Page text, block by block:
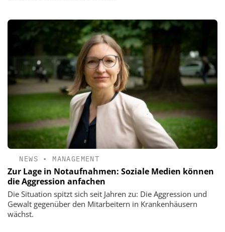
NEWS • MANAGEMENT
Zur Lage in Notaufnahmen: Soziale Medien können
die Aggression anfachen
Die Situation spitzt sich seit Jahren zu: Die Aggression und
Gewalt gegenüber den Mitarbeitern in Krankenhäusern
wächst.